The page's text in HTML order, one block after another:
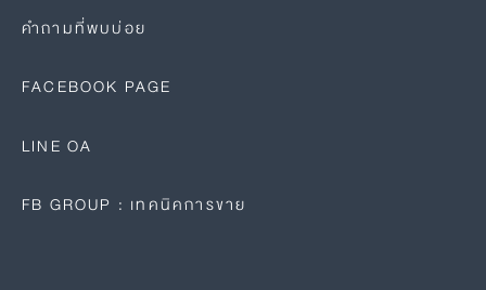
คำถามที่พบบ่อย
FACEBOOK PAGE
LINE OA
FB GROUP : เทคนิคการขาย